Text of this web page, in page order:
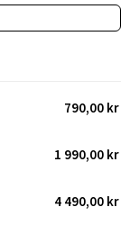
790,00 kr
1 990,00 kr
4 490,00 kr